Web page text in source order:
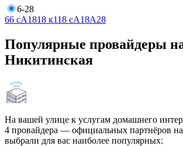
6-28
66 сА1818 к118 сА18А28
Популярные провайдеры
Никитинская
На вашей улице к услугам домашнего
4 провайдера — официальных партнёров
выбрали для вас наиболее популярных: